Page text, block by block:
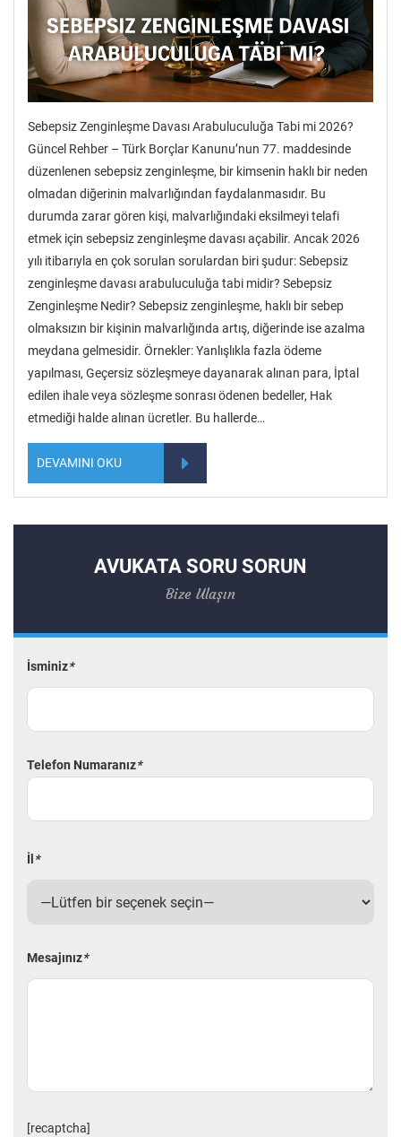
Sebepsiz Zenginleşme Davası Arabuluculuğa Tabi mi 2026?
Güncel Rehber – Türk Borçlar Kanunu’nun 77. maddesinde
düzenlenen sebepsiz zenginleşme, bir kimsenin haklı bir neden
olmadan diğerinin malvarlığından faydalanmasıdır. Bu
durumda zarar gören kişi, malvarlığındaki eksilmeyi telafi
etmek için sebepsiz zenginleşme davası açabilir. Ancak 2026
yılı itibarıyla en çok sorulan sorulardan biri şudur: Sebepsiz
zenginleşme davası arabuluculuğa tabi midir? Sebepsiz
Zenginleşme Nedir? Sebepsiz zenginleşme, haklı bir sebep
olmaksızın bir kişinin malvarlığında artış, diğerinde ise azalma
meydana gelmesidir. Örnekler: Yanlışlıkla fazla ödeme
yapılması, Geçersiz sözleşmeye dayanarak alınan para, İptal
edilen ihale veya sözleşme sonrası ödenen bedeller, Hak
etmediği halde alınan ücretler. Bu hallerde…
DEVAMINI OKU
AVUKATA SORU SORUN
Bize Ulaşın
İsminiz*
Telefon Numaranız*
İl *
Mesajınız*
[recaptcha]